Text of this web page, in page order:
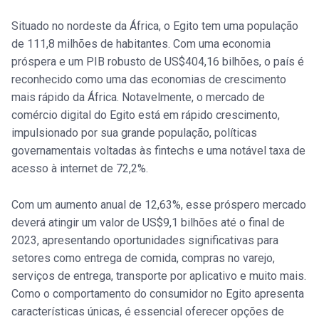
Situado no nordeste da África, o Egito tem uma população
de 111,8 milhões de habitantes. Com uma economia
próspera e um PIB robusto de US$404,16 bilhões, o país é
reconhecido como uma das economias de crescimento
mais rápido da África. Notavelmente, o mercado de
comércio digital do Egito está em rápido crescimento,
impulsionado por sua grande população, políticas
governamentais voltadas às fintechs e uma notável taxa de
acesso à internet de 72,2%.
Com um aumento anual de 12,63%, esse próspero mercado
deverá atingir um valor de US$9,1 bilhões até o final de
2023, apresentando oportunidades significativas para
setores como entrega de comida, compras no varejo,
serviços de entrega, transporte por aplicativo e muito mais.
Como o comportamento do consumidor no Egito apresenta
características únicas, é essencial oferecer opções de